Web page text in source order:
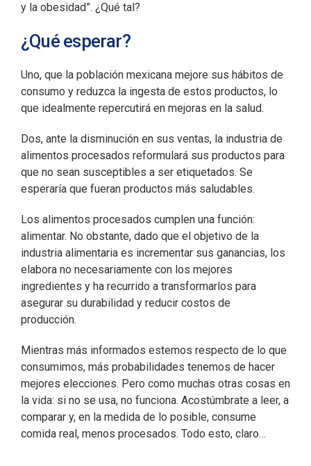
y la obesidad”. ¿Qué tal?
¿Qué esperar?
Uno, que la población mexicana mejore sus hábitos de
consumo y reduzca la ingesta de estos productos, lo
que idealmente repercutirá en mejoras en la salud.
Dos, ante la disminución en sus ventas, la industria de
alimentos procesados reformulará sus productos para
que no sean susceptibles a ser etiquetados. Se
esperaría que fueran productos más saludables.
Los alimentos procesados cumplen una función:
alimentar. No obstante, dado que el objetivo de la
industria alimentaria es incrementar sus ganancias, los
elabora no necesariamente con los mejores
ingredientes y ha recurrido a transformarlos para
asegurar su durabilidad y reducir costos de
producción.
Mientras más informados estemos respecto de lo que
consumimos, más probabilidades tenemos de hacer
mejores elecciones. Pero como muchas otras cosas en
la vida: si no se usa, no funciona. Acostúmbrate a leer, a
comparar y, en la medida de lo posible, consume
comida real, menos procesados. Todo esto, claro…